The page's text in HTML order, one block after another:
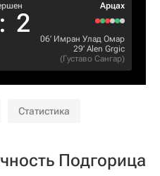
: 2
Арцах
06‎’‎ Имран Улад Омар
29‎’‎ Alen Grgic
(Густаво Сангар)
Статистика
Подгорица